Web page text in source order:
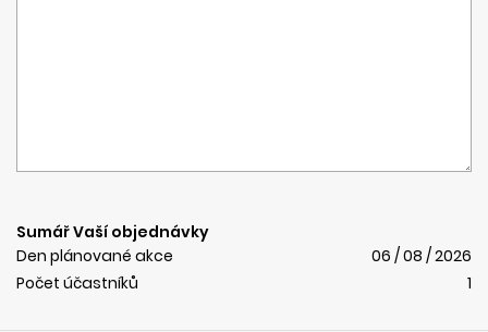
Sumář Vaší objednávky
Den plánované akce
06 / 08 / 2026
Počet účastníků
1